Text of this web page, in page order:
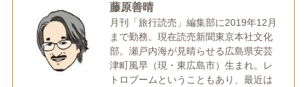
藤原善晴
月刊「旅行読売」編集部に2019年12月
まで勤務。現在読売新聞東京本社文化
部。瀬戸内海が見晴らせる広島県安芸
津町風早（現・東広島市）生まれ。レ
トロブームということもあり、最近は